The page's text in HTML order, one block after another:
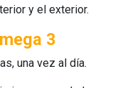
y el exterior.
3
una vez al día.